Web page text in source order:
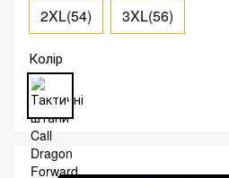
2XL(54) 3XL(56)
Колір